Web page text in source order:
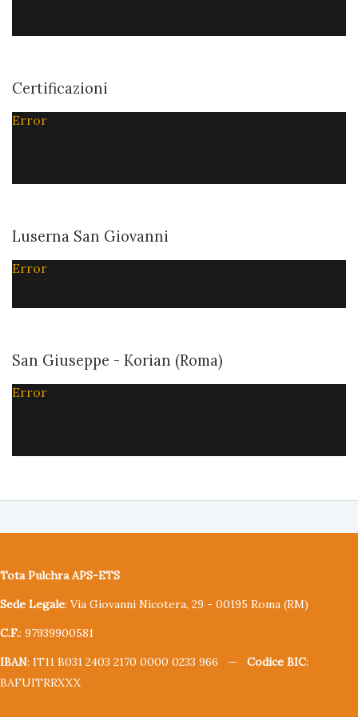
Certificazioni
Error
Luserna San Giovanni
Error
San Giuseppe - Korian (Roma)
Error
Tota Pulchra APS-ETS
Sede Legale: Via Giovanni Nicotera, 29 - 00195 Roma (RM)
C.F.: 97939900581
IBAN: IT11 B031 2403 2170 0000 0233 966 — Codice BIC:
BAFUITRRXXX